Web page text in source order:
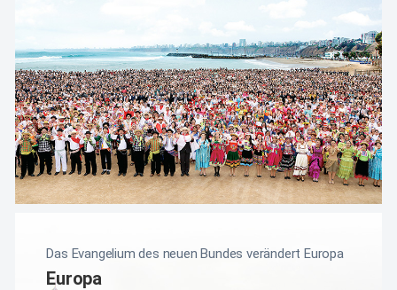
Das Evangelium des neuen Bundes verändert Europa
Europa